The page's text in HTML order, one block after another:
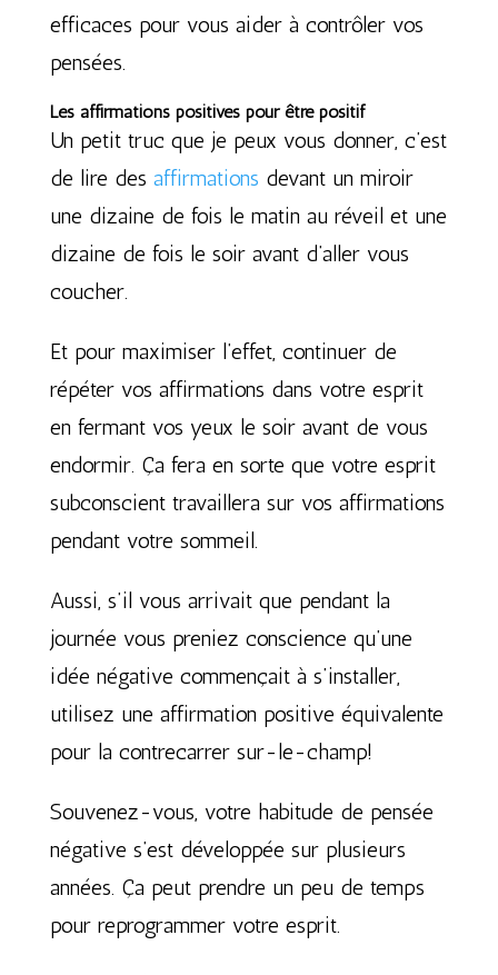
efficaces pour vous aider à contrôler vos
pensées.
Les affirmations positives pour être positif
Un petit truc que je peux vous donner, c’est
de lire des affirmations devant un miroir
une dizaine de fois le matin au réveil et une
dizaine de fois le soir avant d’aller vous
coucher.
Et pour maximiser l’effet, continuer de
répéter vos affirmations dans votre esprit
en fermant vos yeux le soir avant de vous
endormir. Ça fera en sorte que votre esprit
subconscient travaillera sur vos affirmations
pendant votre sommeil.
Aussi, s’il vous arrivait que pendant la
journée vous preniez conscience qu’une
idée négative commençait à s’installer,
utilisez une affirmation positive équivalente
pour la contrecarrer sur-le-champ!
Souvenez-vous, votre habitude de pensée
négative s’est développée sur plusieurs
années. Ça peut prendre un peu de temps
pour reprogrammer votre esprit.